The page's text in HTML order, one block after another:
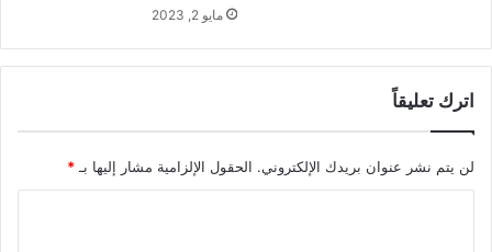
مايو 2, 2023
اترك تعليقاً
لن يتم نشر عنوان بريدك الإلكتروني. الحقول الإلزامية مشار إليها بـ*